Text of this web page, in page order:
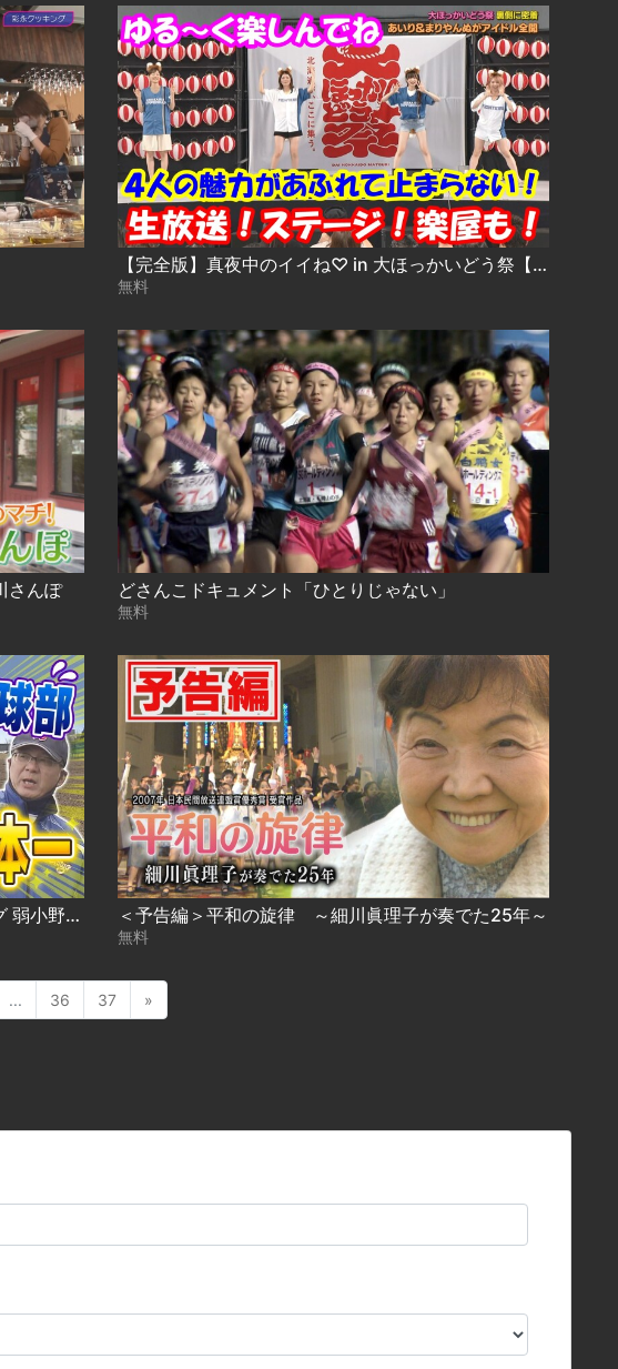
【完全版】真夜中のイイね♡ in 大ほっかいどう祭【全部見せちゃうよSP】
無料
さんぽ どさんこドキュメント「ひとりじゃない」
無料
どさんこドキュメント「覚悟のミーティング 弱小野球部にやってきた名将」（2023年6月4日放送） ＜予告編＞平和の旋律 ～細川眞理子が奏でた25年～
無料
... 36 37 »